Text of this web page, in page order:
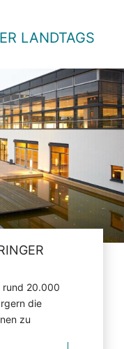
LANDTAGS
rund 20.000
die
zu